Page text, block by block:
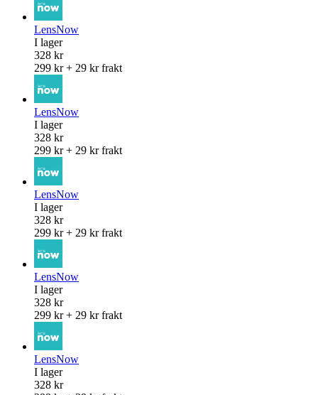
LensNow
I lager
328 kr
299 kr + 29 kr frakt
LensNow
I lager
328 kr
299 kr + 29 kr frakt
LensNow
I lager
328 kr
299 kr + 29 kr frakt
LensNow
I lager
328 kr
299 kr + 29 kr frakt
LensNow
I lager
328 kr